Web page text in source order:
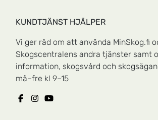
KUNDTJÄNST HJÄLPER
Vi ger råd om att använda MinSkog.fi
Skogscentralens andra tjänster samt
information, skogsvård och
må–fre kl 9–15